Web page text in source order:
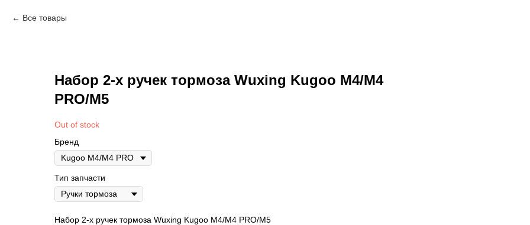
Все товары
Набор 2-х ручек тормоза Wuxing Kugoo M4/М4
PRO/М5
Out of stock
Бренд
Тип запчасти
Набор 2-х ручек тормоза Wuxing Kugoo M4/М4 PRO/М5